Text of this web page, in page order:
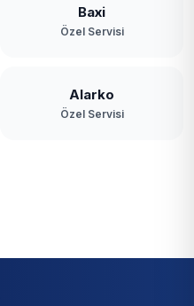
Baxi
Özel Servisi
Alarko
Özel Servisi